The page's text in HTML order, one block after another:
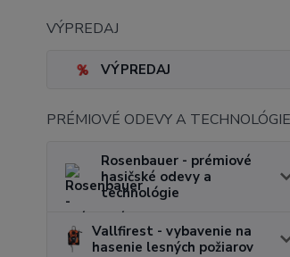
VÝPREDAJ
VÝPREDAJ
PRÉMIOVÉ ODEVY A TECHNOLÓGIE
Rosenbauer - prémiové
hasičské odevy a
technológie
Vallfirest - vybavenie na
hasenie lesných požiarov